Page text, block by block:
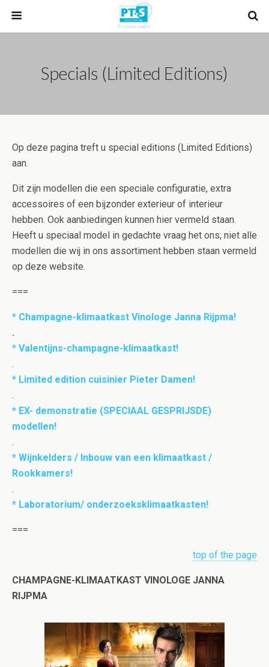
Specials (limited Editions)
Op deze pagina treft u special editions (Limited Editions)
aan.
Dit zijn modellen die een speciale configuratie, extra
accessoires of een bijzonder exterieur of interieur
hebben. Ook aanbiedingen kunnen hier vermeld staan.
Heeft u speciaal model in gedachte vraag het ons; niet alle
modellen die wij in ons assortiment hebben staan vermeld
op deze website.
===
* Champagne-klimaatkast Vinologe Janna Rijpma!
.
* Valentijns-champagne-klimaatkast!
.
* Limited edition cuisinier Pieter Damen!
.
* EX- demonstratie (SPECIAAL GESPRIJSDE)
modellen!
.
* Wijnkelders / Inbouw van een klimaatkast /
Rookkamers!
.
* Laboratorium/ onderzoeksklimaatkasten!
===
top of the page
CHAMPAGNE-KLIMAATKAST VINOLOGE JANNA
RIJPMA